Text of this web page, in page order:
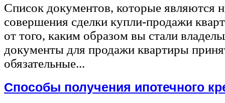
Список документов, которые являются
совершения сделки купли-продажи
от того, каким образом вы стали
документы для продажи квартиры
обязательные...
Способы получения ипотечного